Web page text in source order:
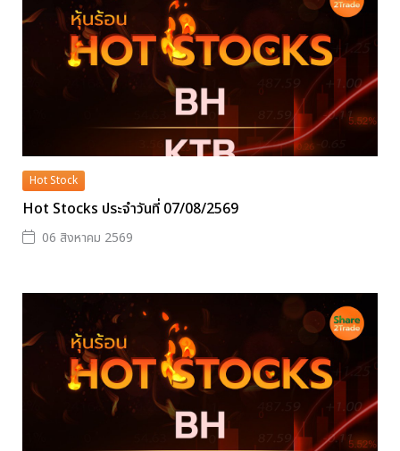
Hot Stock
Hot Stocks ประจำวันที่ 07/08/2569
06 สิงหาคม 2569